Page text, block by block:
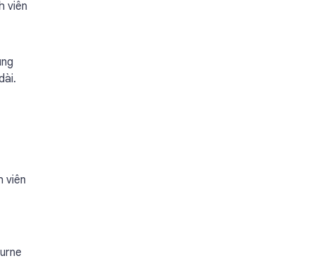
viên
viên